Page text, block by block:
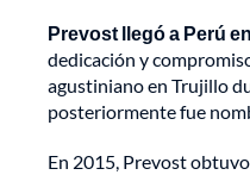
Prevost llegó a Perú
dedicación y
agustiniano en Trujillo
posteriormente fue
En 2015, Prevost